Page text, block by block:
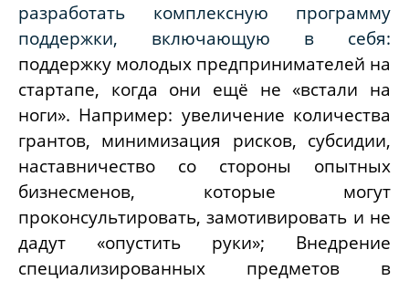
разработать комплексную программу
поддержки, включающую в себя:
поддержку молодых предпринимателей на
стартапе, когда они ещё не «встали на
ноги». Например: увеличение количества
грантов, минимизация рисков, субсидии,
наставничество со стороны опытных
бизнесменов, которые могут
проконсультировать, замотивировать и не
дадут «опустить руки»; Внедрение
специализированных предметов в